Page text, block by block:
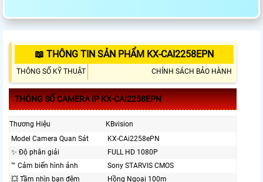
📖 THÔNG TIN SẢN PHẨM KX-CAI2258EPN
THÔNG SỐ KỸ THUẬT CHÍNH SÁCH BẢO HÀNH
THÔNG SỐ CAMERA IP KX-CAI2258EPN
Thương Hiệu
KBvision
Model Camera Quan Sát
KX-CAi2258ePN
✨ Độ phân giải
FULL HD 1080P
™️ Cảm biến hình ảnh
Sony STARVIS CMOS
💥 Tầm nhìn ban đêm
Hồng Ngoại 100m